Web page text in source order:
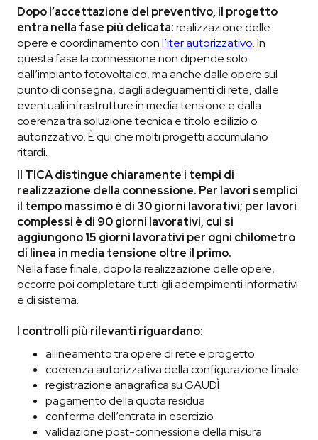
Dopo l’accettazione del preventivo, il progetto
entra nella fase più delicata:realizzazione delle
opere e coordinamento conl’iter autorizzativo. In
questa fase la connessione non dipende solo
dall’impianto fotovoltaico, ma anche dalle opere sul
punto di consegna, dagli adeguamenti di rete, dalle
eventuali infrastrutture in media tensione e dalla
coerenza tra soluzione tecnica e titolo edilizio o
autorizzativo. È qui che molti progetti accumulano
ritardi.
Il TICA distingue chiaramente i tempi di
realizzazione della connessione. Per lavori semplici
il tempo massimo è di 30 giorni lavorativi; per lavori
complessi è di 90 giorni lavorativi, cui si
aggiungono 15 giorni lavorativi per ogni chilometro
di linea in media tensione oltre il primo.
Nella fase finale, dopo la realizzazione delle opere,
occorre poi completare tutti gli adempimenti informativi
e di sistema.
I controlli più rilevanti riguardano:
allineamento tra opere di rete e progetto
coerenza autorizzativa della configurazione finale
registrazione anagrafica su GAUDÌ
pagamento della quota residua
conferma dell’entrata in esercizio
validazione post-connessione della misura